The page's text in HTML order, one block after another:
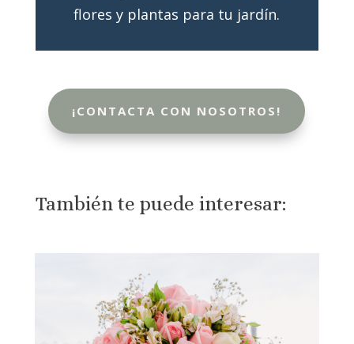
flores y plantas para tu jardín.
¡CONTACTA CON NOSOTROS!
También te puede interesar:​​